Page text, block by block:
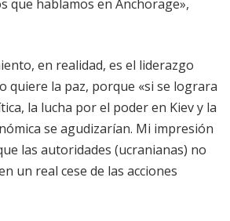
que hablamos en Anchorage»,
en realidad, es el liderazgo
quiere la paz, porque «si se lograra
la lucha por el poder en Kiev y la
se agudizarían. Mi impresión
las autoridades (ucranianas) no
un real cese de las acciones